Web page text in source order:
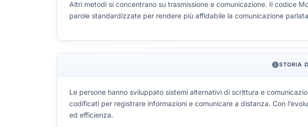
Altri metodi si concentrano su trasmissione e comunicazione. Il codice
parole standardizzate per rendere più affidabile la comunicazione
STORIA
Le persone hanno sviluppato sistemi alternativi di scrittura e
codificati per registrare informazioni e comunicare a distanza. Con
ed efficienza.